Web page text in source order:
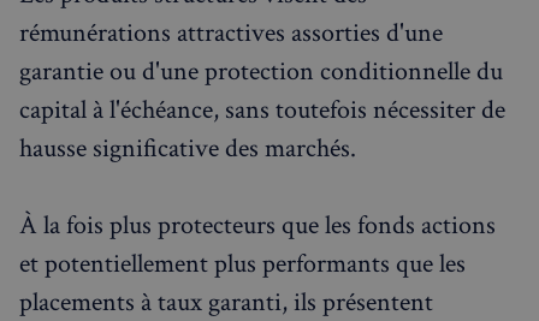
Événements à venir
rémunérations attractives assorties d'une
garantie ou d'une protection conditionnelle du
capital à l'échéance, sans toutefois nécessiter de
hausse significative des marchés.
À la fois plus protecteurs que les fonds actions
et potentiellement plus performants que les
placements à taux garanti, ils présentent